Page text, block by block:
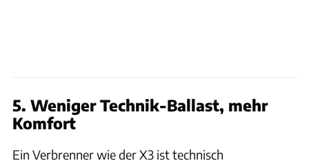
5. Weniger Technik-Ballast, mehr
Komfort
Ein Verbrenner wie der X3 ist technisch